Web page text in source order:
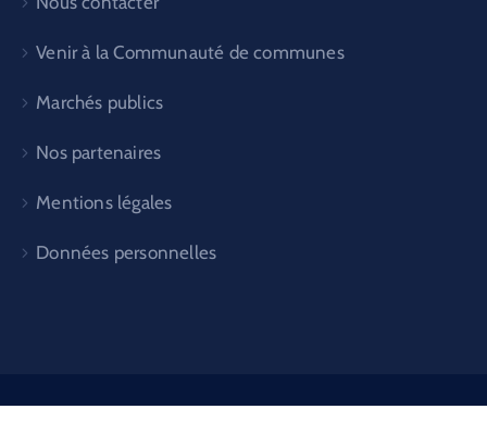
Venir à la Communauté de communes
Marchés publics
Nos partenaires
Mentions légales
Données personnelles